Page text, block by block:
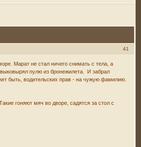
41
Марат не стал ничего снимать с тела, а
пулю из бронежилета. И забрал
быть, водительских прав - на чужую фамилию.
гоняют мяч во дворе, садятся за стол с